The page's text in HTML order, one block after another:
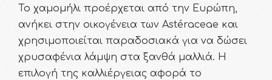
Το χαμομήλι προέρχεται από την Ευρώπη,
ανήκει στην οικογένεια των Astéraceae και
χρησιμοποιείται παραδοσιακά για να δώσει
χρυσαφένια λάμψη στα ξανθά μαλλιά. Η
επιλογή της καλλιέργειας αφορά το